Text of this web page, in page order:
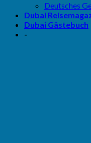
Deutsches
Dubai
Dubai Gästebuch
-